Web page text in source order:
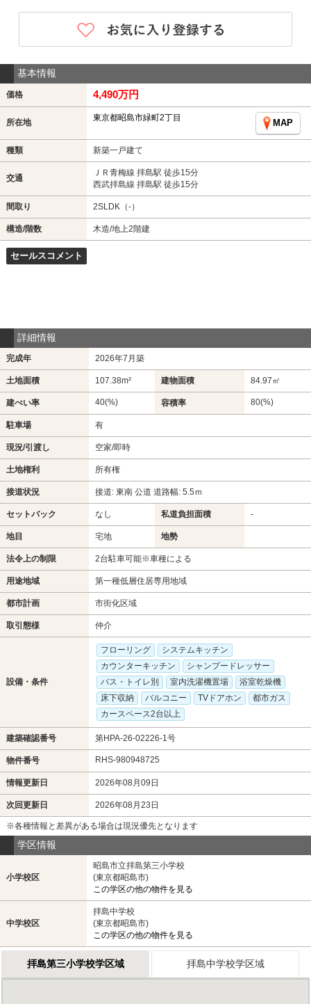
基本情報
価格 4,490万円
所在地 東京都昭島市緑町2丁目
MAP
種類 新築一戸建て
交通
ＪＲ青梅線 拝島駅 徒歩15分
西武拝島線 拝島駅 徒歩15分
間取り 2SLDK（-）
構造/階数 木造/地上2階建
セールスコメント
詳細情報
完成年 2026年7月築
土地面積 107.38m² 建物面積 84.97㎡
建ぺい率 40(%) 容積率 80(%)
駐車場 有
現況/引渡し 空家/即時
土地権利 所有権
接道状況 接道: 東南 公道 道路幅: 5.5ｍ
セットバック なし 私道負担面積 -
地目 宅地 地勢
法令上の制限 2台駐車可能※車種による
用途地域 第一種低層住居専用地域
都市計画 市街化区域
取引態様 仲介
設備・条件
フローリング
システムキッチン
カウンターキッチン
シャンプードレッサー
バス・トイレ別
室内洗濯機置場
浴室乾燥機
床下収納
バルコニー TVドアホン
都市ガス
カースペース2台以上
建築確認番号 第HPA-26-02226-1号
物件番号 RHS-980948725
情報更新日 2026年08月09日
次回更新日 2026年08月23日
※各種情報と差異がある場合は現況優先となります
学区情報
小学校区
昭島市立拝島第三小学校
(東京都昭島市)
この学区の他の物件を見る
中学校区
拝島中学校
(東京都昭島市)
この学区の他の物件を見る
拝島第三小学校学区域 拝島中学校学区域